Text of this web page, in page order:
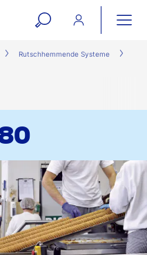
open
search
Rutschhemmende Systeme